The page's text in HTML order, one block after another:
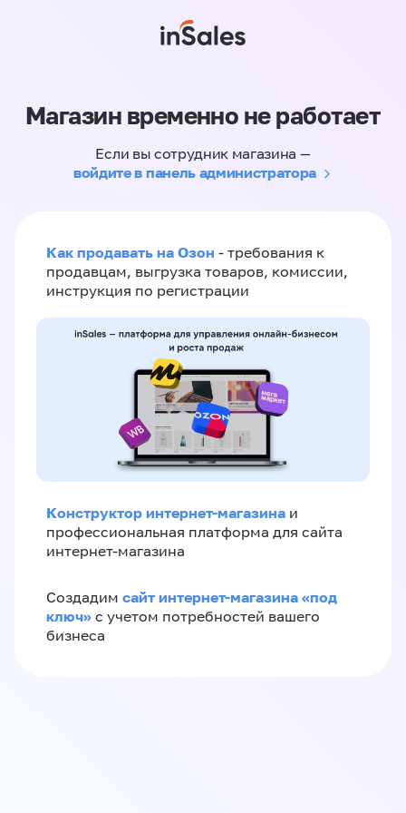
Магазин временно не работает
Если вы сотрудник магазина —
войдите в панель администратора
Как продавать на Озон - требования к
продавцам, выгрузка товаров, комиссии,
инструкция по регистрации
Конструктор интернет-магазина и
профессиональная платформа для сайта
интернет-магазина
Создадим сайт интернет-магазина «под
ключ» с учетом потребностей вашего
бизнеса